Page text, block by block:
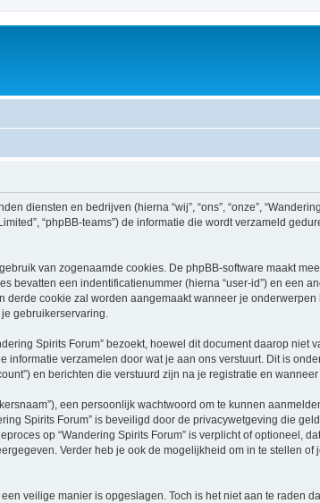
diensten en bedrijven (hierna “wij”, “ons”, “onze”,
“phpBB-teams”) de informatie die wordt verzameld
van zogenaamde cookies. De phpBB-software maakt
een indentificatienummer (hierna “user-id”) en een
cookie zal worden aangemaakt wanneer je
gebruikerservaring.
Spirits Forum” bezoekt, hoewel dit document daarop niet
verzamelen door wat je aan ons verstuurt. Dit is
en berichten die verstuurd zijn na je registratie en
een persoonlijk wachtwoord om te kunnen
Spirits Forum” is beveiligd door de privacywetgeving die
op “Wandering Spirits Forum” is verplicht of optioneel,
Verder heb je ook de mogelijkheid om in te stellen
veilige manier is opgeslagen. Toch is het niet aan te raden